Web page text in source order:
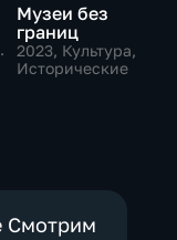
Музеи без
границ
2023, Культура,
Исторические
Смотрим